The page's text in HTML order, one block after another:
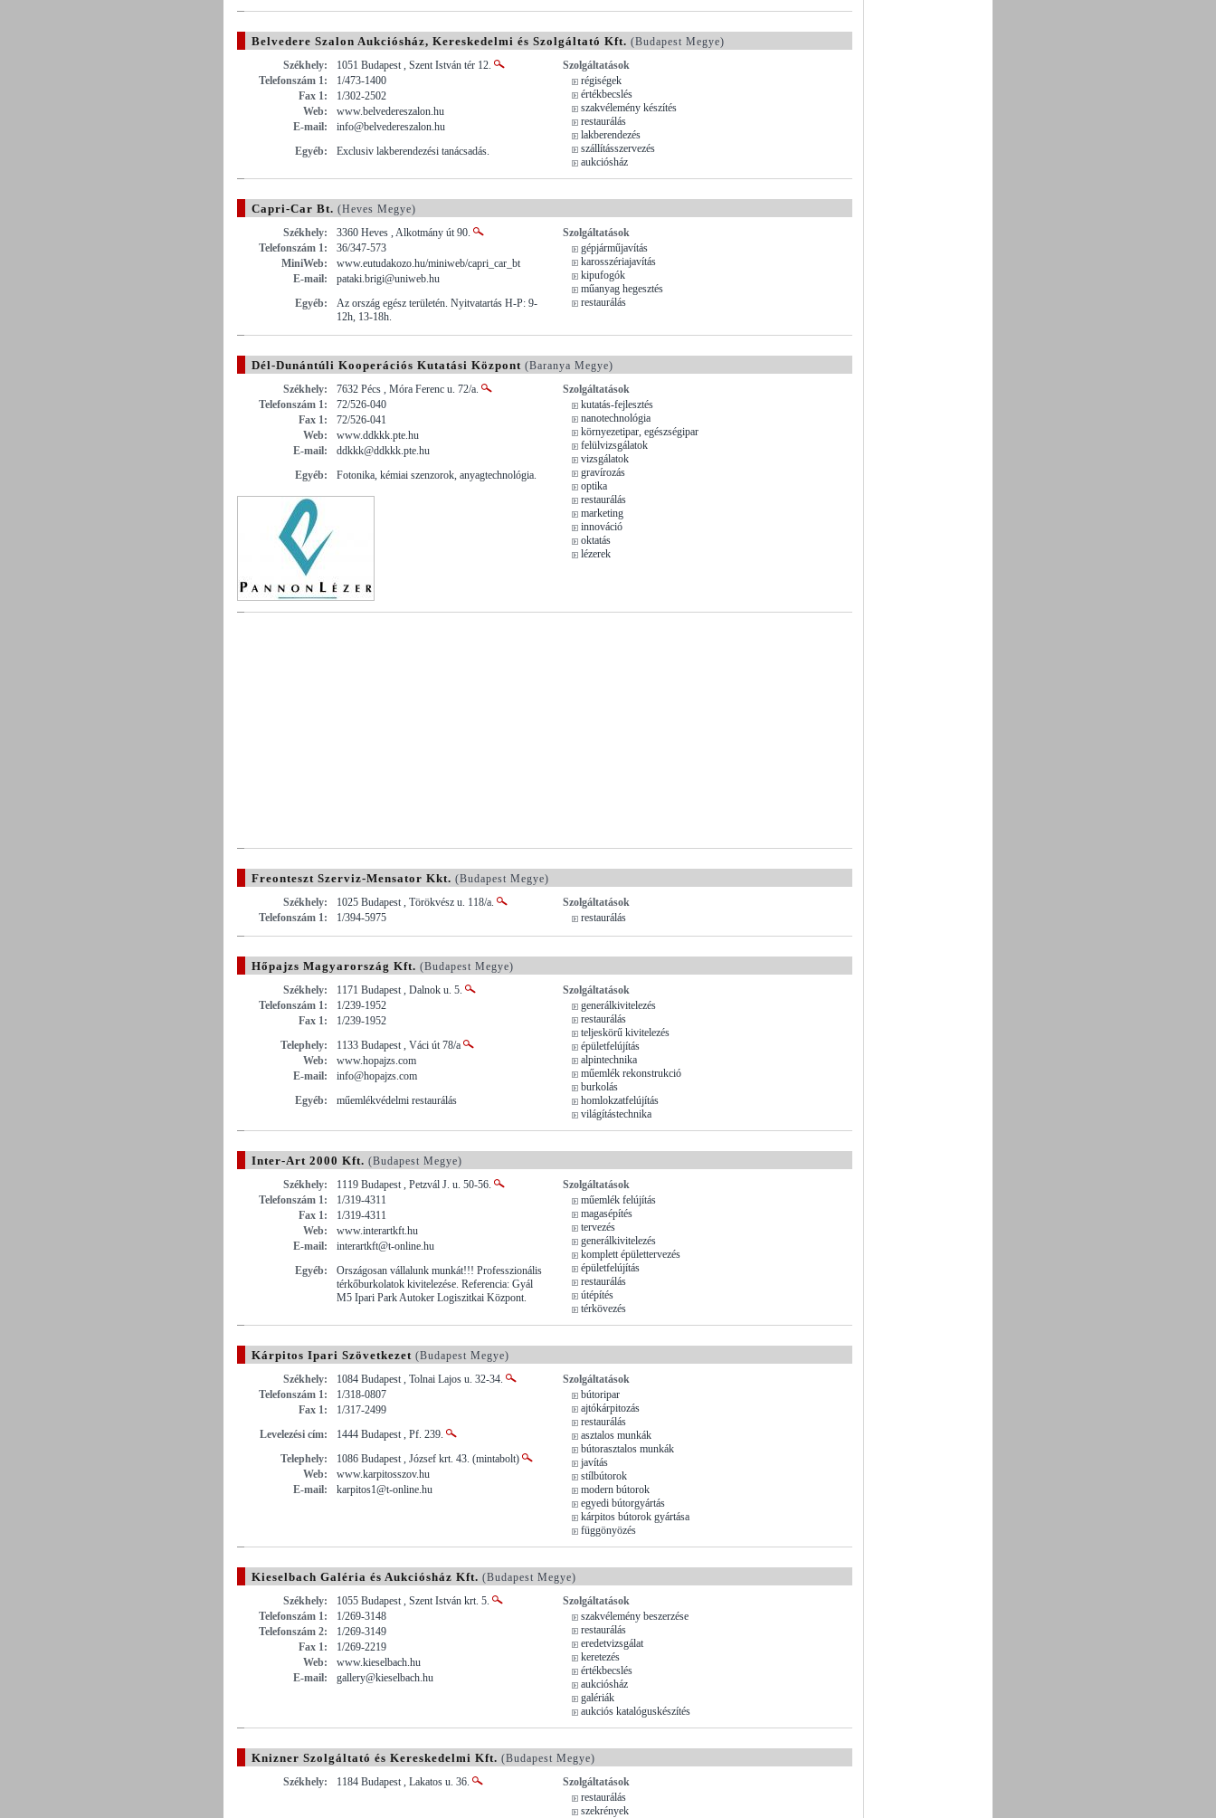
Belvedere Szalon Aukciósház, Kereskedelmi és Szolgáltató Kft. (Budapest Megye)
Székhely:
1051 Budapest , Szent István tér 12.
Telefonszám 1:
1/473-1400
Fax 1:
1/302-2502
Web:
www.belvedereszalon.hu
E-mail:
info@belvedereszalon.hu
Egyéb:
Exclusiv lakberendezési tanácsadás.
Szolgáltatások
régiségek
értékbecslés
szakvélemény készítés
restaurálás
lakberendezés
szállításszervezés
aukciósház
Capri-Car Bt. (Heves Megye)
Székhely:
3360 Heves , Alkotmány út 90.
Telefonszám 1:
36/347-573
MiniWeb:
www.eutudakozo.hu/miniweb/capri_car_bt
E-mail:
pataki.brigi@uniweb.hu
Egyéb:
Az ország egész területén. Nyitvatartás H-P: 9-
12h, 13-18h.
Szolgáltatások
gépjárműjavítás
karosszériajavítás
kipufogók
műanyag hegesztés
restaurálás
Dél-Dunántúli Kooperációs Kutatási Központ (Baranya Megye)
Székhely:
7632 Pécs , Móra Ferenc u. 72/a.
Telefonszám 1:
72/526-040
Fax 1:
72/526-041
Web:
www.ddkkk.pte.hu
E-mail:
ddkkk@ddkkk.pte.hu
Egyéb:
Fotonika, kémiai szenzorok, anyagtechnológia.
Szolgáltatások
kutatás-fejlesztés
nanotechnológia
környezetipar, egészségipar
felülvizsgálatok
vizsgálatok
gravírozás
optika
restaurálás
marketing
innováció
oktatás
lézerek
Freonteszt Szerviz-Mensator Kkt. (Budapest Megye)
Székhely:
1025 Budapest , Törökvész u. 118/a.
Telefonszám 1:
1/394-5975
Szolgáltatások
restaurálás
Hőpajzs Magyarország Kft. (Budapest Megye)
Székhely:
1171 Budapest , Dalnok u. 5.
Telefonszám 1:
1/239-1952
Fax 1:
1/239-1952
Telephely:
1133 Budapest , Váci út 78/a
Web:
www.hopajzs.com
E-mail:
info@hopajzs.com
Egyéb:
műemlékvédelmi restaurálás
Szolgáltatások
generálkivitelezés
restaurálás
teljeskörű kivitelezés
épületfelújítás
alpintechnika
műemlék rekonstrukció
burkolás
homlokzatfelújítás
világítástechnika
Inter-Art 2000 Kft. (Budapest Megye)
Székhely:
1119 Budapest , Petzvál J. u. 50-56.
Telefonszám 1:
1/319-4311
Fax 1:
1/319-4311
Web:
www.interartkft.hu
E-mail:
interartkft@t-online.hu
Egyéb:
Országosan vállalunk munkát!!! Professzionális
térkőburkolatok kivitelezése. Referencia: Gyál
M5 Ipari Park Autoker Logiszitkai Központ.
Szolgáltatások
műemlék felújítás
magasépítés
tervezés
generálkivitelezés
komplett épülettervezés
épületfelújítás
restaurálás
útépítés
térkövezés
Kárpitos Ipari Szövetkezet (Budapest Megye)
Székhely:
1084 Budapest , Tolnai Lajos u. 32-34.
Telefonszám 1:
1/318-0807
Fax 1:
1/317-2499
Levelezési cím:
1444 Budapest , Pf. 239.
Telephely:
1086 Budapest , József krt. 43. (mintabolt)
Web:
www.karpitosszov.hu
E-mail:
karpitos1@t-online.hu
Szolgáltatások
bútoripar
ajtókárpitozás
restaurálás
asztalos munkák
bútorasztalos munkák
javítás
stílbútorok
modern bútorok
egyedi bútorgyártás
kárpitos bútorok gyártása
függönyözés
Kieselbach Galéria és Aukciósház Kft. (Budapest Megye)
Székhely:
1055 Budapest , Szent István krt. 5.
Telefonszám 1:
1/269-3148
Telefonszám 2:
1/269-3149
Fax 1:
1/269-2219
Web:
www.kieselbach.hu
E-mail:
gallery@kieselbach.hu
Szolgáltatások
szakvélemény beszerzése
restaurálás
eredetvizsgálat
keretezés
értékbecslés
aukciósház
galériák
aukciós katalóguskészítés
Knizner Szolgáltató és Kereskedelmi Kft. (Budapest Megye)
Székhely:
1184 Budapest , Lakatos u. 36.
Szolgáltatások
restaurálás
szekrények